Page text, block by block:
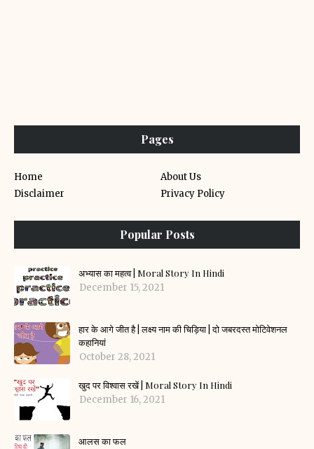
Pages
Home
About Us
Disclaimer
Privacy Policy
Popular Posts
अभ्यास का महत्व | Moral Story In Hindi
December 15, 2021
हार के आगे जीत है | लक्ष्य नाम की चिड़िया | दो जबरदस्त मोटिवेशनल
कहानियां
October 28, 2021
खुद पर विश्वास रखें | Moral Story In Hindi
December 16, 2021
आलस का फल